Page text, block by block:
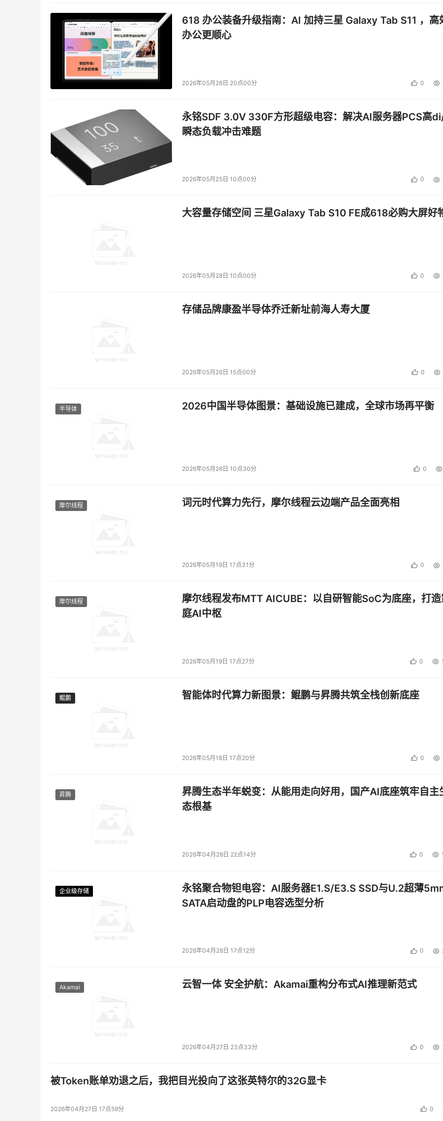
618 办公装备升级指南：AI 加持三星 Galaxy Tab S11 ，高
办公更顺心
2026年05月26日 20点00分 0
永铭SDF 3.0V 330F方形超级电容：解决AI服务器PCS高
瞬态负载冲击难题
2026年05月25日 10点00分 0
大容量存储空间 三星Galaxy Tab S10 FE成618必购大屏好
2026年05月28日 10点00分 0
存储品牌康盈半导体乔迁新址前海人寿大厦
2026年05月26日 15点00分 0
半导体 2026中国半导体图景：基础设施已建成，全球市场再平衡
2026年05月26日 10点30分 0
摩尔线程 词元时代算力先行，摩尔线程云边端产品全面亮相
2026年05月19日 17点31分 0
摩尔线程
摩尔线程发布MTT AICUBE：以自研智能SoC为底座，打
庭AI中枢
2026年05月19日 17点27分 0
鲲鹏
鲲鹏 智能体时代算力新图景：鲲鹏与昇腾共筑全栈创新底座
2026年05月18日 17点20分 0
昇腾
昇腾生态半年蜕变：从能用走向好用，国产AI底座筑牢自主
态根基
2026年04月28日 22点14分 0
企业级存储
企业级存储
企业级存储
企业级存储
永铭聚合物钽电容：AI服务器E1.S/E3.S SSD与U.2超薄
SATA启动盘的PLP电容选型分析
2026年04月28日 17点12分 0
Akamai 云智一体 安全护航：Akamai重构分布式AI推理新范式
2026年04月27日 23点33分 0
被Token账单劝退之后，我把目光投向了这张英特尔的32G显卡
2026年04月27日 17点59分 0